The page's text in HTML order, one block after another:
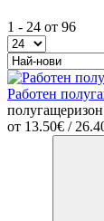
1 - 24 от 96
Работен
полугащеризон
от 13.50€ /